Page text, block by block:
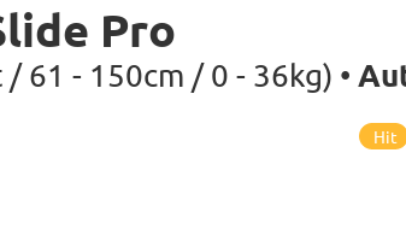
Pro
61 - 150cm / 0 - 36kg) •
Hit